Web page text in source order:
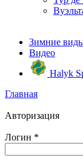
Зимние
Видео
Halyk
Главная
Авторизация
Логин *